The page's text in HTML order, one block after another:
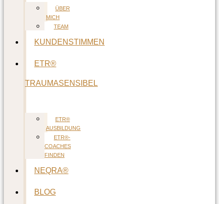
ÜBER
MICH
TEAM
KUNDENSTIMMEN
ETR®
TRAUMASENSIBEL
ETR®
AUSBILDUNG
ETR®-
COACHES
FINDEN
NEQRA®
BLOG